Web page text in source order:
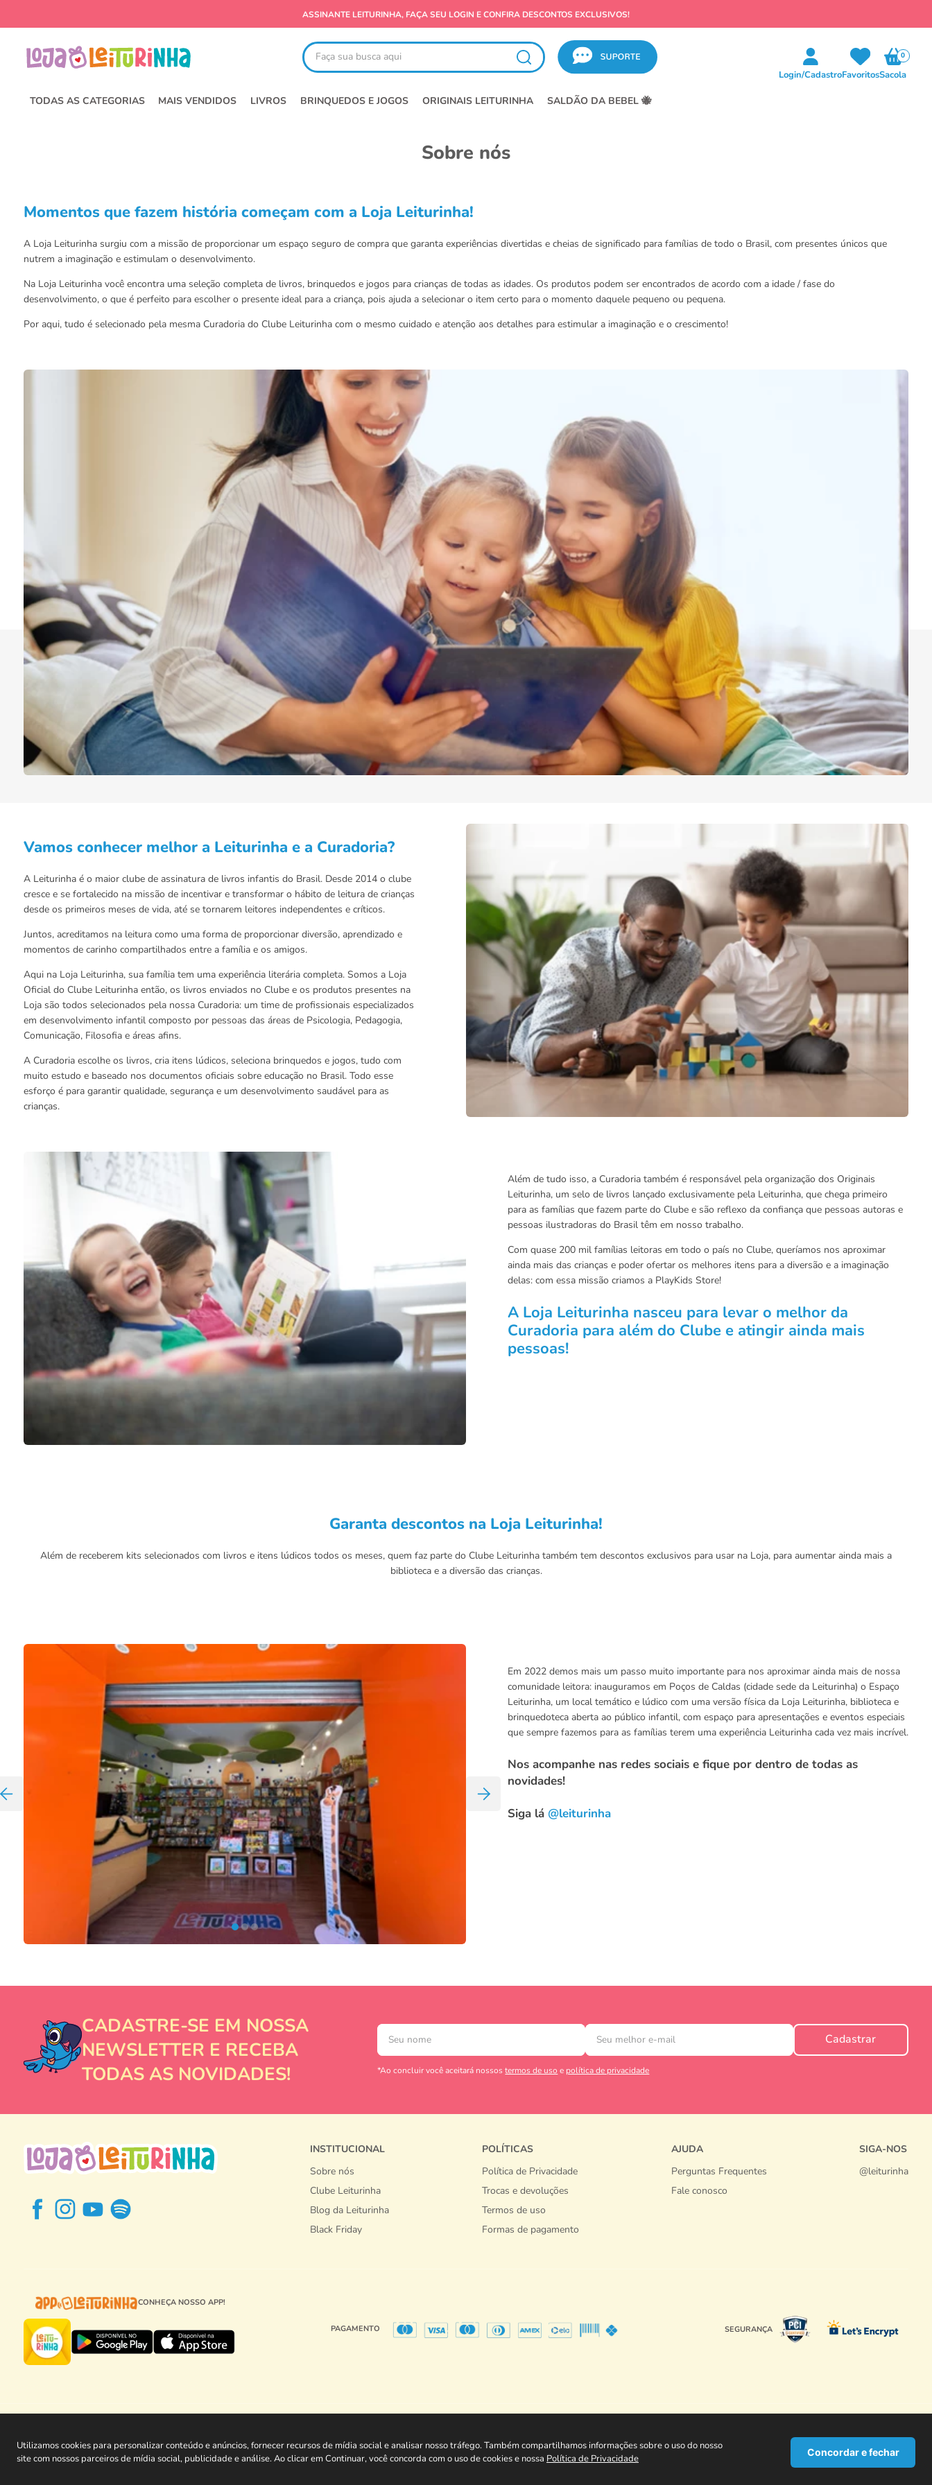
SALDÃO LEITURINHA! OFERTAS IMPERDÍVEIS
Faça sua busca aqui
Login/CadastroFavoritos
0
Sacola
TODAS AS CATEGORIAS MAIS VENDIDOS LIVROS BRINQUEDOS E JOGOS ORIGINAIS LEITURINHA SALDÃO DA BEBEL 🐝
Utilizamos cookies para personalizar conteúdo e anúncios, fornecer recursos de mídia social e analisar nosso tráfego. Também compartilhamos informações sobre o uso do nosso
site com nossos parceiros de mídia social, publicidade e análise. Ao clicar em Continuar, você concorda com o uso de cookies e nossa Política de Privacidade
Concordar e fechar
ATENDIMENTO
Sobre nós
Momentos que fazem história começam com a Loja Leiturinha!
A Loja Leiturinha surgiu com a missão de proporcionar um espaço seguro de compra que garanta experiências divertidas e cheias de significado para famílias de todo o Brasil, com presentes únicos que
nutrem a imaginação e estimulam o desenvolvimento.
Na Loja Leiturinha você encontra uma seleção completa de livros, brinquedos e jogos para crianças de todas as idades. Os produtos podem ser encontrados de acordo com a idade / fase do
desenvolvimento, o que é perfeito para escolher o presente ideal para a criança, pois ajuda a selecionar o item certo para o momento daquele pequeno ou pequena.
Por aqui, tudo é selecionado pela mesma Curadoria do Clube Leiturinha com o mesmo cuidado e atenção aos detalhes para estimular a imaginação e o crescimento!
Vamos conhecer melhor a Leiturinha e a Curadoria?
A Leiturinha é o maior clube de assinatura de livros infantis do Brasil. Desde 2014 o clube
cresce e se fortalecido na missão de incentivar e transformar o hábito de leitura de crianças
desde os primeiros meses de vida, até se tornarem leitores independentes e críticos.
Juntos, acreditamos na leitura como uma forma de proporcionar diversão, aprendizado e
momentos de carinho compartilhados entre a família e os amigos.
Aqui na Loja Leiturinha, sua família tem uma experiência literária completa. Somos a Loja
Oficial do Clube Leiturinha então, os livros enviados no Clube e os produtos presentes na
Loja são todos selecionados pela nossa Curadoria: um time de profissionais especializados
em desenvolvimento infantil composto por pessoas das áreas de Psicologia, Pedagogia,
Comunicação, Filosofia e áreas afins.
A Curadoria escolhe os livros, cria itens lúdicos, seleciona brinquedos e jogos, tudo com
muito estudo e baseado nos documentos oficiais sobre educação no Brasil. Todo esse
esforço é para garantir qualidade, segurança e um desenvolvimento saudável para as
crianças.
Além de tudo isso, a Curadoria também é responsável pela organização dos Originais
Leiturinha, um selo de livros lançado exclusivamente pela Leiturinha, que chega primeiro
para as famílias que fazem parte do Clube e são reflexo da confiança que pessoas autoras e
pessoas ilustradoras do Brasil têm em nosso trabalho.
Com quase 200 mil famílias leitoras em todo o país no Clube, queríamos nos aproximar
ainda mais das crianças e poder ofertar os melhores itens para a diversão e a imaginação
delas: com essa missão criamos a PlayKids Store!
A Loja Leiturinha nasceu para levar o melhor da
Curadoria para além do Clube e atingir ainda mais
pessoas!
Garanta descontos na Loja Leiturinha!
Além de receberem kits selecionados com livros e itens lúdicos todos os meses, quem faz parte do Clube Leiturinha também tem descontos exclusivos para usar na Loja, para aumentar ainda mais a
biblioteca e a diversão das crianças.
Em 2022 demos mais um passo muito importante para nos aproximar ainda mais de nossa
comunidade leitora: inauguramos em Poços de Caldas (cidade sede da Leiturinha) o Espaço
Leiturinha, um local temático e lúdico com uma versão física da Loja Leiturinha, biblioteca e
brinquedoteca aberta ao público infantil, com espaço para apresentações e eventos especiais
que sempre fazemos para as famílias terem uma experiência Leiturinha cada vez mais incrível.
Nos acompanhe nas redes sociais e fique por dentro de todas as
novidades!
Siga lá @leiturinha
CADASTRE-SE EM NOSSA
NEWSLETTER E RECEBA
TODAS AS NOVIDADES!
Cadastrar
*Ao concluir você aceitará nossostermos de uso e política de privacidade
INSTITUCIONAL
Sobre nós
Clube Leiturinha
Blog da Leiturinha
Black Friday
POLÍTICAS
Política de Privacidade
Trocas e devoluções
Termos de uso
Formas de pagamento
AJUDA
Perguntas Frequentes
Fale conosco
SIGA-NOS
@leiturinha
CONHEÇA NOSSO APP!
PAGAMENTO SEGURANÇA
CNPJ 23.909.174/0001-77 - Av. João Pinheiro, 583 -Campo da Mogiana - Poços de Caldas - MG - 37701-880, Brasil